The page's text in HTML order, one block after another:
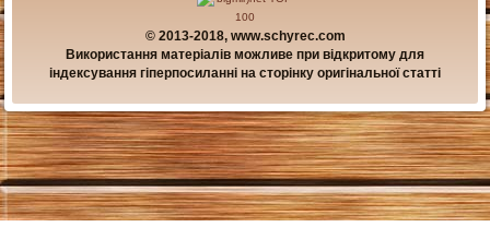
© 2013-2018, www.schyrec.com
Використання матеріалів можливе при відкритому для
індексування гіперпосиланні на сторінку оригінальної статті